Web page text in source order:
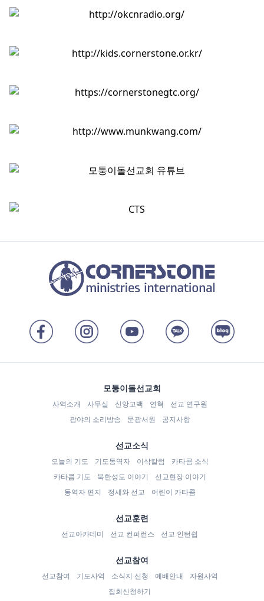
모퉁이돌선교회
사역소개 사무실 신앙고백 연혁
선교 연구원
광야의 소리방송
문광서원 공지사항
선교소식
오늘의 기도 기도동역자 이삭칼럼
카타콤 소식
카타콤 기도
북한성도 이야기
선교현장 이야기
동역자 편지
정세와 선교 어린이 카타콤
선교훈련
선교아카데미 선교 컨퍼런스 선교 인턴쉽
선교참여
선교참여 기도사역 소식지 신청 예배안내
자원사역
집회신청하기